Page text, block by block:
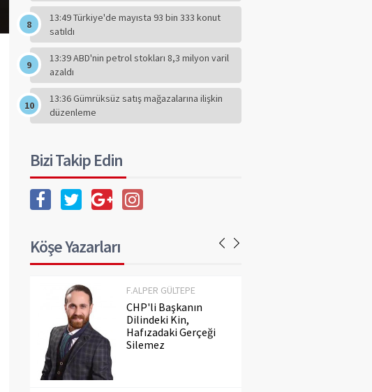
13:49 Türkiye'de mayısta 93 bin 333 konut
satıldı
13:39 ABD'nin petrol stokları 8,3 milyon varil
azaldı
13:36 Gümrüksüz satış mağazalarına ilişkin
düzenleme
Bizi Takip Edin
Köşe Yazarları
F.ALPER GÜLTEPE
CHP'li Başkanın
Dilindeki Kin,
Hafızadaki Gerçeği
Silemez
ABBAS GÜÇLÜ
Eğitim Ciddi Bir
Meseledir. Ayaküstü
F.ALPER GÜLTEPE
CHP'li Başkanın
Dilindeki Kin,
Hafızadaki Gerçeği
Silemez